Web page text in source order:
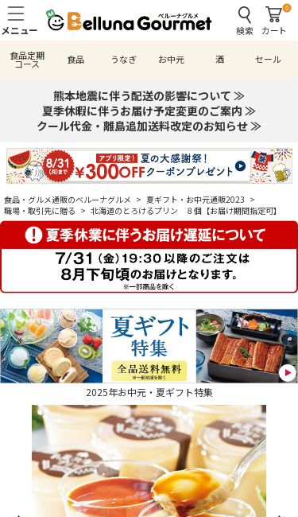
検索
0
カート
食品定期
コース 食品 うなぎ お中元 酒 セール
熊本地震に伴う配送の影響について ≫
夏季休暇に伴うお届け予定変更のご案内 ≫
クール代金・離島追加送料改定のお知らせ ≫
食品・グルメ通販のベルーナグルメ > 夏ギフト・お中元通販2023 >
職場・取引先に贈る > 北海道のとろけるプリン ８個【お届け期間指定可】
2025年お中元・夏ギフト特集